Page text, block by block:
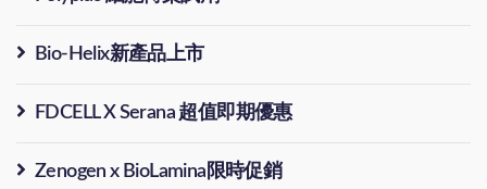
Bio-Helix新產品上市
FDCELL X Serana 超值即期優惠
Zenogen x BioLamina限時促銷